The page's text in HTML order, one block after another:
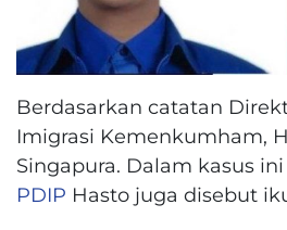
Berdasarkan catatan
Imigrasi Kemenkumham,
Singapura. Dalam kasus
PDIP Hasto juga disebut